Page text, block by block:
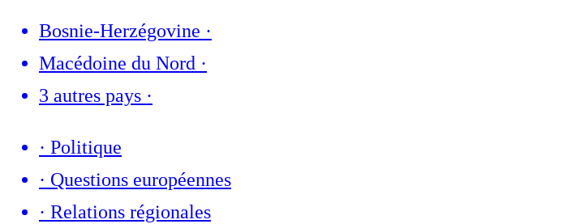
Bosnie-Herzégovine ·
Macédoine du Nord ·
3 autres pays ·
· Politique
· Questions européennes
· Relations régionales